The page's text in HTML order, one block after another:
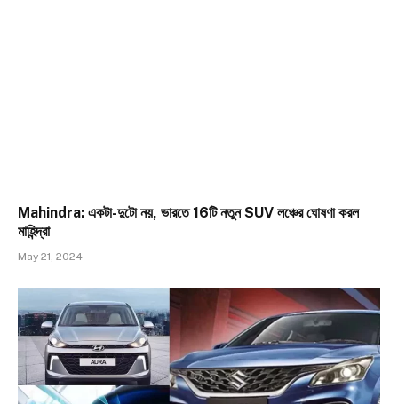
Mahindra: একটা-দুটো নয়, ভারতে 16টি নতুন SUV লঞ্চের ঘোষণা করল
মাহিন্দ্রা
May 21, 2024